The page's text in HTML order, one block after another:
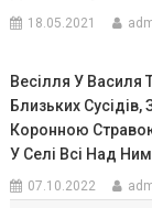
18.05.2021
Весілля У Василя
Близьких
Коронною
У Селі Всі Над
07.10.2022